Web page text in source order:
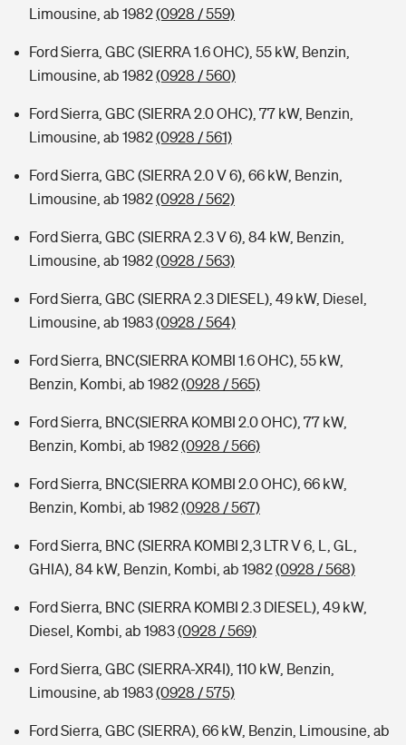
Sie haben Fragen?
Zur Übersicht
Kinderunfall-Check: Mehr Sicherheit für deine Kids
Typklassen: So ist Ihr Auto eingestuft
Sie haben Fragen?
Limousine, ab 1982(0928 / 559)
Ford Sierra, GBC (SIERRA 1.6 OHC), 55 kW, Benzin,
Limousine, ab 1982(0928 / 560)
Ford Sierra, GBC (SIERRA 2.0 OHC), 77 kW, Benzin,
Limousine, ab 1982(0928 / 561)
Ford Sierra, GBC (SIERRA 2.0 V 6), 66 kW, Benzin,
Limousine, ab 1982(0928 / 562)
Ford Sierra, GBC (SIERRA 2.3 V 6), 84 kW, Benzin,
Limousine, ab 1982(0928 / 563)
Ford Sierra, GBC (SIERRA 2.3 DIESEL), 49 kW, Diesel,
Limousine, ab 1983(0928 / 564)
Ford Sierra, BNC(SIERRA KOMBI 1.6 OHC), 55 kW,
Benzin, Kombi, ab 1982(0928 / 565)
Ford Sierra, BNC(SIERRA KOMBI 2.0 OHC), 77 kW,
Benzin, Kombi, ab 1982(0928 / 566)
Ford Sierra, BNC(SIERRA KOMBI 2.0 OHC), 66 kW,
Benzin, Kombi, ab 1982(0928 / 567)
Ford Sierra, BNC (SIERRA KOMBI 2,3 LTR V 6, L, GL,
GHIA), 84 kW, Benzin, Kombi, ab 1982(0928 / 568)
Ford Sierra, BNC (SIERRA KOMBI 2.3 DIESEL), 49 kW,
Diesel, Kombi, ab 1983(0928 / 569)
Ford Sierra, GBC (SIERRA-XR4I), 110 kW, Benzin,
Limousine, ab 1983(0928 / 575)
Ford Sierra, GBC (SIERRA), 66 kW, Benzin, Limousine, ab